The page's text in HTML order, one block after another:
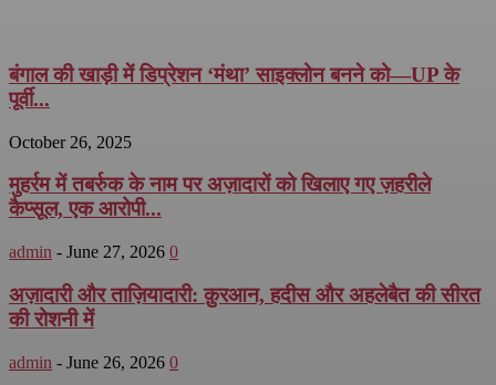
बंगाल की खाड़ी में डिप्रेशन ‘मंथा’ साइक्लोन बनने को—UP के
पूर्वी...
October 26, 2025
मुहर्रम में तबर्रुक के नाम पर अज़ादारों को खिलाए गए ज़हरीले
कैप्सूल, एक आरोपी...
admin - June 27, 2026 0
अज़ादारी और ताज़ियादारी: क़ुरआन, हदीस और अहलेबैत की सीरत
की रोशनी में
admin - June 26, 2026 0